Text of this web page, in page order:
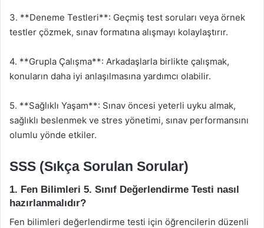
3. **Deneme Testleri**: Geçmiş test soruları veya örnek
testler çözmek, sınav formatına alışmayı kolaylaştırır.
4. **Grupla Çalışma**: Arkadaşlarla birlikte çalışmak,
konuların daha iyi anlaşılmasına yardımcı olabilir.
5. **Sağlıklı Yaşam**: Sınav öncesi yeterli uyku almak,
sağlıklı beslenmek ve stres yönetimi, sınav performansını
olumlu yönde etkiler.
SSS (Sıkça Sorulan Sorular)
1. Fen Bilimleri 5. Sınıf Değerlendirme Testi nasıl
hazırlanmalıdır?
Fen bilimleri değerlendirme testi için öğrencilerin düzenli